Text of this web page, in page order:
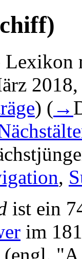
) ( →
,
ist ein
im
(engl.